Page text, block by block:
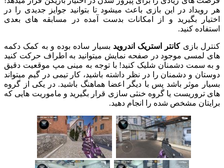
هر رویداد در این بازی باعث میشود تا بتوانید جوایز جدیدی را در
اختیار بگیرید و از امکانات بدست آمده در مسابقه های بعدی
استفاده کنید.
کنترل بازیکانتر استریک اندروید بسیار ساده بوده و به کمک دکمه
های لمسی موجود در صفحه نمایش میتوانید به اطراف حرکت کنید
و به سمت دشمنان شلیک کنید! با توجه به مینی مپ موقعیت دقیق
دوستان و دشمنان را در نظر داشته باشید، کار تیمی در گیم میتواند
بسیار موثر باشد پس با دیگر اعضا هماهنگ باشید. در یکی از گروه
های تروریست یا گروه خنثی سازی قرار بگیرید و ماموریت هایی که
برایتان مشخص شده را انجام دهید.